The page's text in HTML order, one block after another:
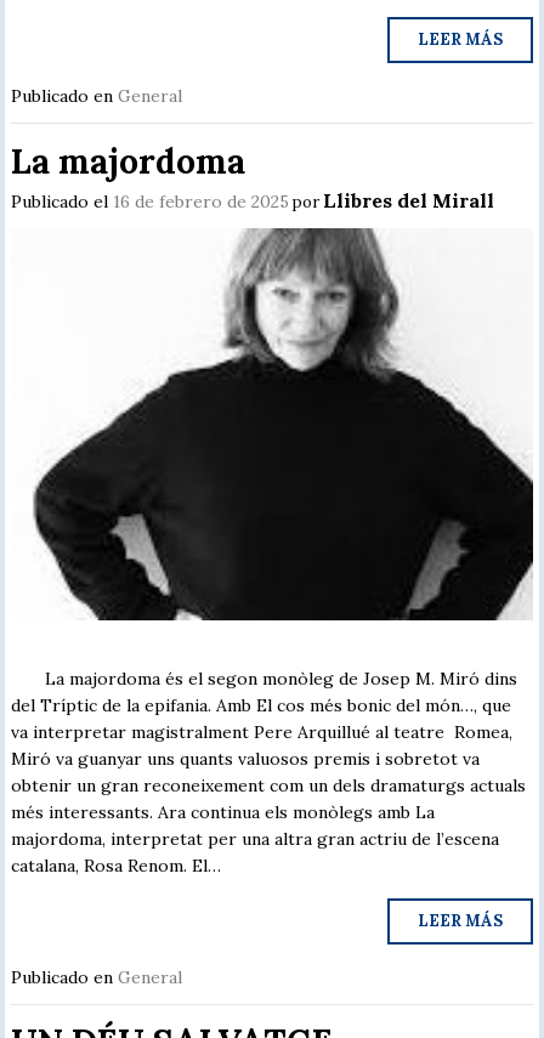
LEER MÁS
Publicado enGeneral
La majordoma
Publicado el 16 de febrero de 2025 porLlibres del Mirall
La majordoma és el segon monòleg de Josep M. Miró dins
del Tríptic de la epifania. Amb El cos més bonic del món…, que
va interpretar magistralment Pere Arquillué al teatre Romea,
Miró va guanyar uns quants valuosos premis i sobretot va
obtenir un gran reconeixement com un dels dramaturgs actuals
més interessants. Ara continua els monòlegs amb La
majordoma, interpretat per una altra gran actriu de l’escena
catalana, Rosa Renom. El…
LEER MÁS
Publicado enGeneral